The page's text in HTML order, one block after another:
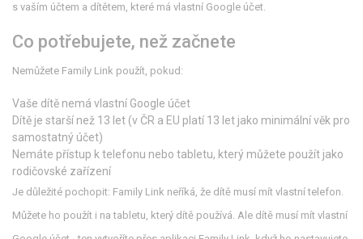
s vaším účtem a dítětem, které má vlastní Google účet.
Co potřebujete, než začnete
Nemůžete Family Link použít, pokud:
Vaše dítě nemá vlastní Google účet
Dítě je starší než 13 let (v ČR a EU platí 13 let jako minimální věk pro
samostatný účet)
Nemáte přístup k telefonu nebo tabletu, který můžete použít jako
rodičovské zařízení
Je důležité pochopit: Family Link neříká, že dítě musí mít vlastní telefon.
Můžete ho použít i na tabletu, který dítě používá. Ale dítě musí mít vlastní